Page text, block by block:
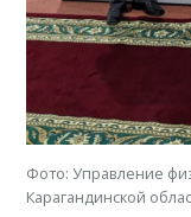
Фото: Управление
Карагандинской